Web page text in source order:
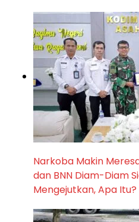
Narkoba Makin
dan BNN Diam-Diam
Mengejutkan, Apa Itu?